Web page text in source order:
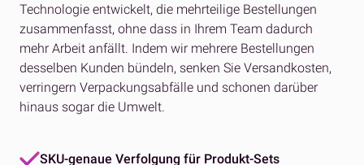
Technologie entwickelt, die mehrteilige Bestellungen
zusammenfasst, ohne dass in Ihrem Team dadurch
mehr Arbeit anfällt. Indem wir mehrere Bestellungen
desselben Kunden bündeln, senken Sie Versandkosten,
verringern Verpackungsabfälle und schonen darüber
hinaus sogar die Umwelt.
SKU-genaue Verfolgung für Produkt-Sets